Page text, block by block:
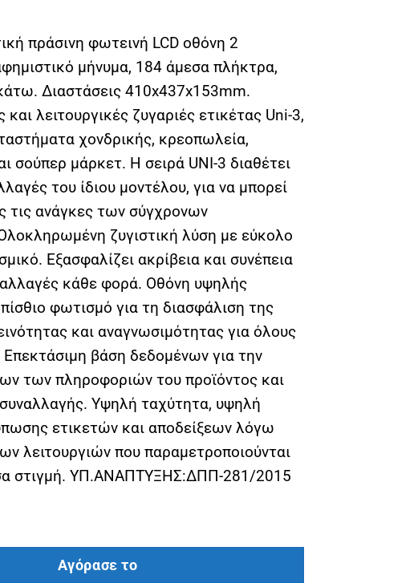
πράσινη φωτεινή LCD οθόνη 2
μήνυμα, 184 άμεσα πλήκτρα,
Διαστάσεις 410x437x153mm.
λειτουργικές ζυγαριές ετικέτας Uni-3,
χονδρικής, κρεοπωλεία,
σούπερ μάρκετ. Η σειρά UNI-3 διαθέτει
του ίδιου μοντέλου, για να μπορεί
τις ανάγκες των σύγχρονων
ζυγιστική λύση με εύκολο
Εξασφαλίζει ακρίβεια και συνέπεια
κάθε φορά. Οθόνη υψηλής
φωτισμό για τη διασφάλιση της
και αναγνωσιμότητας για όλους
Επεκτάσιμη βάση δεδομένων για την
των πληροφοριών του προϊόντος και
Υψηλή ταχύτητα, υψηλή
ετικετών και αποδείξεων λόγω
λειτουργιών που παραμετροποιούνται
στιγμή. ΥΠ.ΑΝΑΠΤΥΞΗΣ:ΔΠΠ-281/2015
Uni-3 L2 Ishida - 30kg ποσότητα
Αγόρασε το